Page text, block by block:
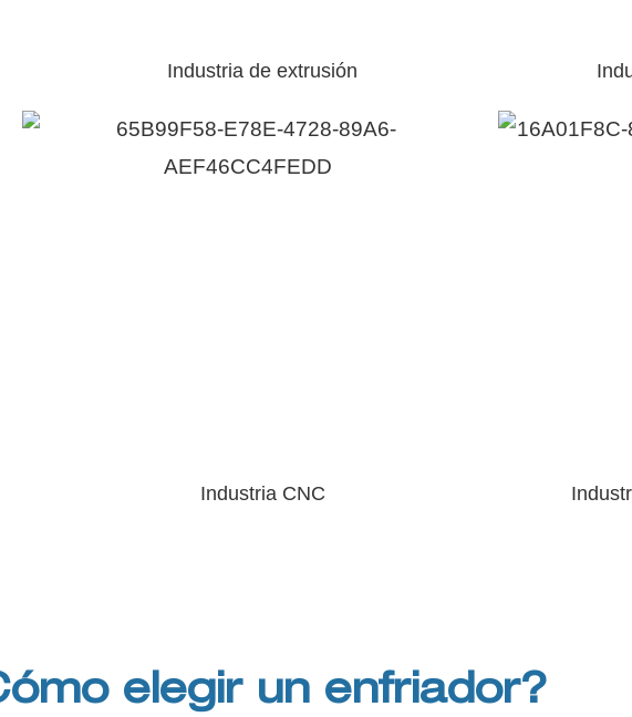
Industria de extrusión
Industria CNC
elegir un enfriador?